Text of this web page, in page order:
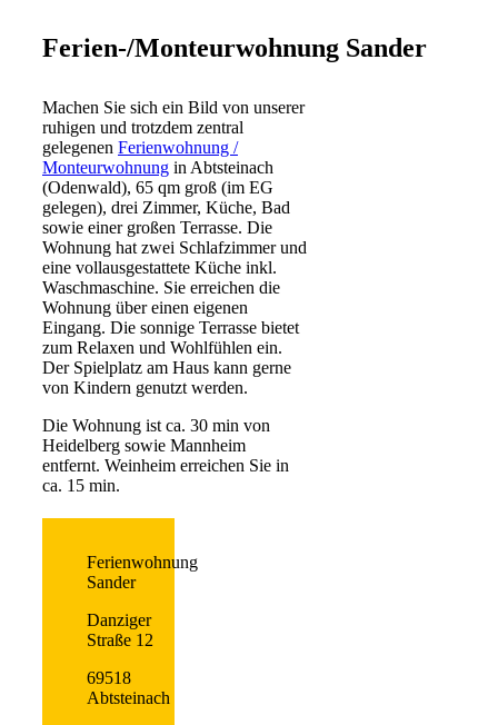
Ferien-/Monteurwohnung Sander
Machen Sie sich ein Bild von unserer
ruhigen und trotzdem zentral
gelegenen Ferienwohnung /
Monteurwohnung in Abtsteinach
(Odenwald), 65 qm groß (im EG
gelegen), drei Zimmer, Küche, Bad
sowie einer großen Terrasse. Die
Wohnung hat zwei Schlafzimmer und
eine vollausgestattete Küche inkl.
Waschmaschine. Sie erreichen die
Wohnung über einen eigenen
Eingang. Die sonnige Terrasse bietet
zum Relaxen und Wohlfühlen ein.
Der Spielplatz am Haus kann gerne
von Kindern genutzt werden.
Die Wohnung ist ca. 30 min von
Heidelberg sowie Mannheim
entfernt. Weinheim erreichen Sie in
ca. 15 min.
Ferienwohnung
Sander
Danziger
Straße 12
69518
Abtsteinach